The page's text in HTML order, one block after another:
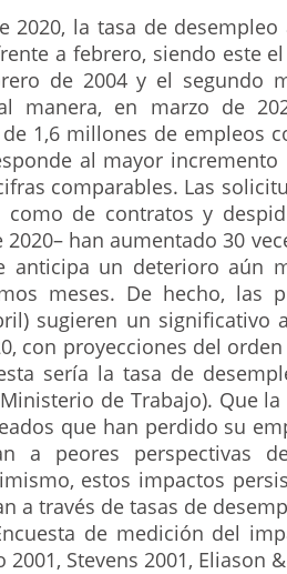
2020, la tasa de
a febrero, siendo este
de 2004 y el segundo
manera, en marzo de
1,6 millones de empleos
al mayor
comparables. Las
como de contratos y
han aumentado 30
anticipa un deterioro aún
meses. De hecho, las
sugieren un significativo
con proyecciones del orden
sería la tasa de
Ministerio de Trabajo). Que
que han perdido su
a peores perspectivas
estos impactos
a través de tasas de
de medición del
Stevens 2001, Eliason